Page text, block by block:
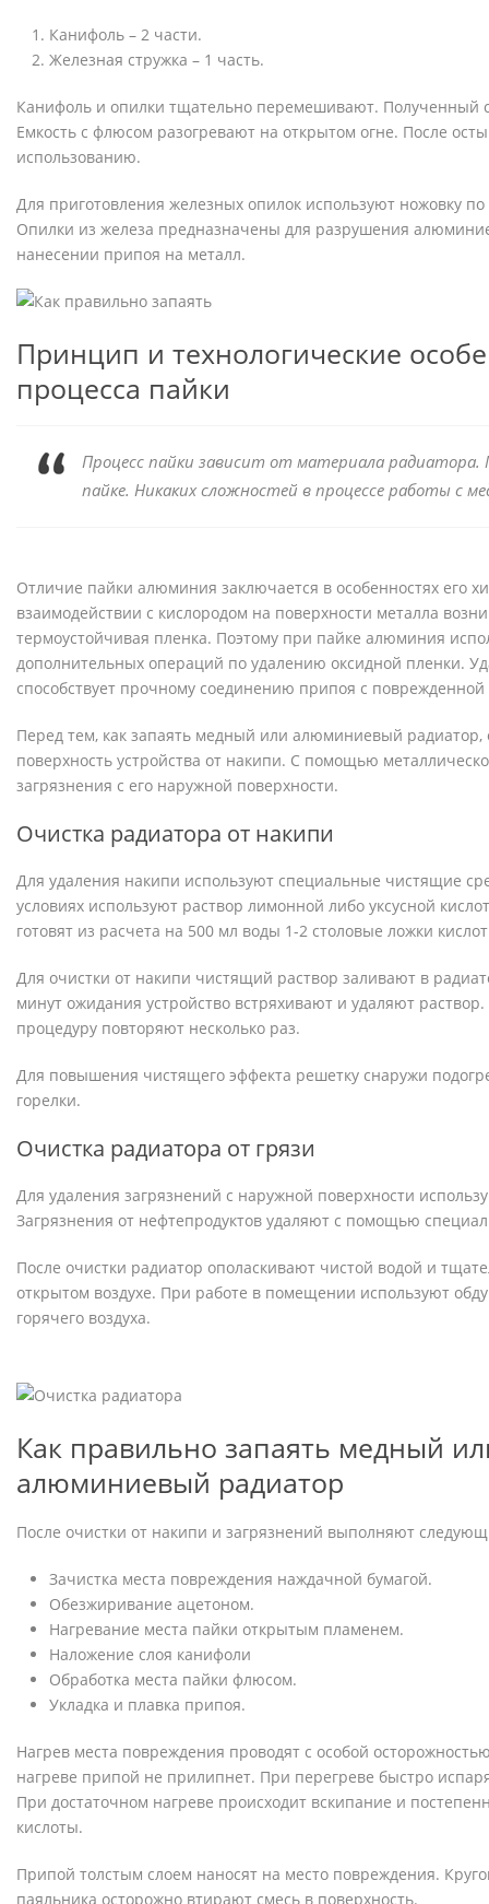
Канифоль – 2 части.
Железная стружка – 1 часть.
Канифоль и опилки тщательно перемешивают. Полученный
Емкость с флюсом разогревают на открытом огне. После
использованию.
Для приготовления железных опилок используют ножовку
Опилки из железа предназначены для разрушения
нанесении припоя на металл.
Принцип и технологические
процесса пайки
Процесс пайки зависит от материала радиатора.
пайке. Никаких сложностей в процессе работы с
Отличие пайки алюминия заключается в особенностях его
взаимодействии с кислородом на поверхности металла
термоустойчивая пленка. Поэтому при пайке алюминия
дополнительных операций по удалению оксидной пленки.
способствует прочному соединению припоя с
Перед тем, как запаять медный или алюминиевый
поверхность устройства от накипи. С помощью
загрязнения с его наружной поверхности.
Очистка радиатора от накипи
Для удаления накипи используют специальные чистящие
условиях используют раствор лимонной либо уксусной
готовят из расчета на 500 мл воды 1-2 столовые ложки
Для очистки от накипи чистящий раствор заливают в
минут ожидания устройство встряхивают и удаляют
процедуру повторяют несколько раз.
Для повышения чистящего эффекта решетку снаружи
горелки.
Очистка радиатора от грязи
Для удаления загрязнений с наружной поверхности
Загрязнения от нефтепродуктов удаляют с помощью
После очистки радиатор ополаскивают чистой водой и
открытом воздухе. При работе в помещении используют
горячего воздуха.
Как правильно запаять медный
алюминиевый радиатор
После очистки от накипи и загрязнений выполняют
Зачистка места повреждения наждачной бумагой.
Обезжиривание ацетоном.
Нагревание места пайки открытым пламенем.
Наложение слоя канифоли
Обработка места пайки флюсом.
Укладка и плавка припоя.
Нагрев места повреждения проводят с особой
нагреве припой не прилипнет. При перегреве быстро
При достаточном нагреве происходит вскипание и
кислоты.
Припой толстым слоем наносят на место повреждения.
паяльника осторожно втирают смесь в поверхность.